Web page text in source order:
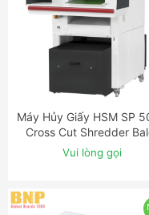
ĐẶT NGAY
Máy Hủy Giấy HSM SP
Cross Cut Shredder
Combination
Vui lòng gọi